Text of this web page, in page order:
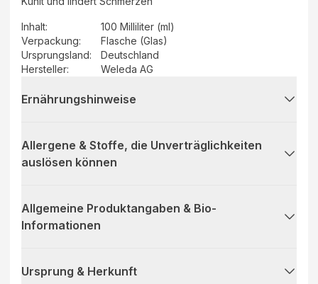
Inhalt:
100 Milliliter (ml)
Verpackung:
Flasche (Glas)
Ursprungsland:
Deutschland
Hersteller: Weleda AG
Ernährungshinweise
Allergene & Stoffe, die Unverträglichkeiten
auslösen können
Allgemeine Produktangaben & Bio-
Informationen
Ursprung & Herkunft